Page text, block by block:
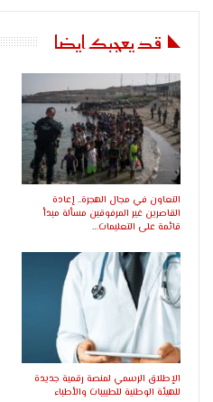
قد يعجبك ايضا
التعاون في مجال الهجرة.. إعادة
القاصرين غير المرفوقين مسألة مبدأ
قائمة على التعليمات…
الإطلاق الرسمي لمنصة رقمية جديدة
للهيئة الوطنية للطبيبات والأطباء